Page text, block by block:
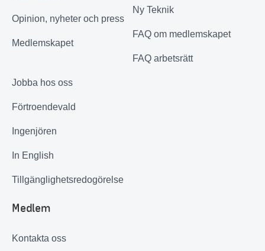
Opinion, nyheter och press
Medlemskapet
Ny Teknik
FAQ om medlemskapet
FAQ arbetsrätt
Jobba hos oss
Förtroendevald
Ingenjören
In English
Tillgänglighetsredogörelse
Medlem
Kontakta oss